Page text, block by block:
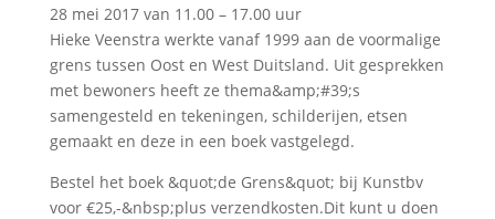
28 mei 2017 van 11.00 – 17.00 uur
Hieke Veenstra werkte vanaf 1999 aan de voormalige
grens tussen Oost en West Duitsland. Uit gesprekken
met bewoners heeft ze thema&amp;#39;s
samengesteld en tekeningen, schilderijen, etsen
gemaakt en deze in een boek vastgelegd.
Bestel het boek &quot;de Grens&quot; bij Kunstbv
voor €25,-&nbsp;plus verzendkosten.Dit kunt u doen